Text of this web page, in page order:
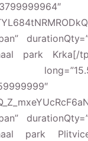
park Krka[/
park